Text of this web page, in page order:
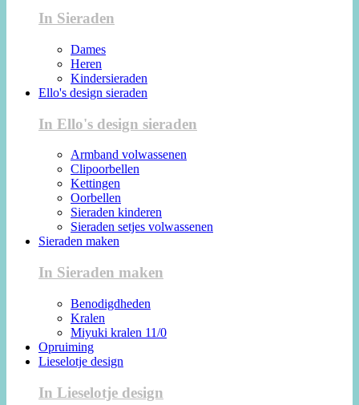
In Sieraden
Dames
Heren
Kindersieraden
Ello's design sieraden
In Ello's design sieraden
Armband volwassenen
Clipoorbellen
Kettingen
Oorbellen
Sieraden kinderen
Sieraden setjes volwassenen
Sieraden maken
In Sieraden maken
Benodigdheden
Kralen
Miyuki kralen 11/0
Opruiming
Lieselotje design
In Lieselotje design